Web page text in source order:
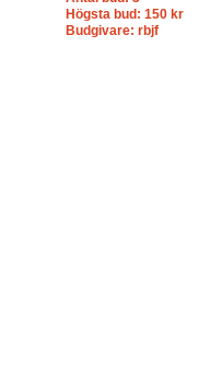
Högsta bud: 150 kr
Budgivare: rbjf